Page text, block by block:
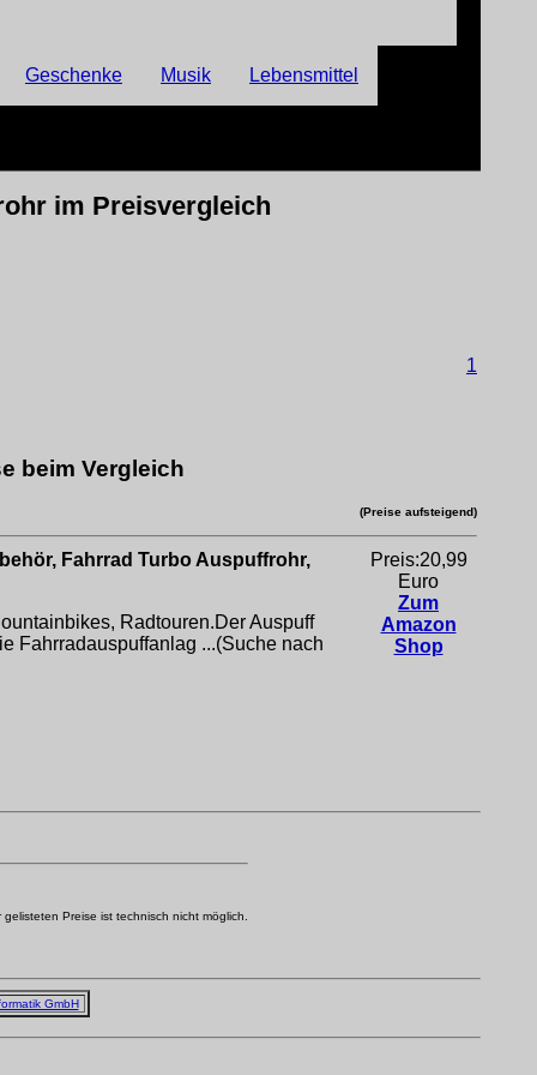
Geschenke Musik Lebensmittel
im Preisvergleich
1
beim Vergleich
(Preise aufsteigend)
Fahrrad Turbo Auspuffrohr,
Radtouren.Der Auspuff
Fahrradauspuffanlag ...(Suche nach
Preis:20,99
Euro
Zum
Amazon
Shop
Preise ist technisch nicht möglich.
GmbH